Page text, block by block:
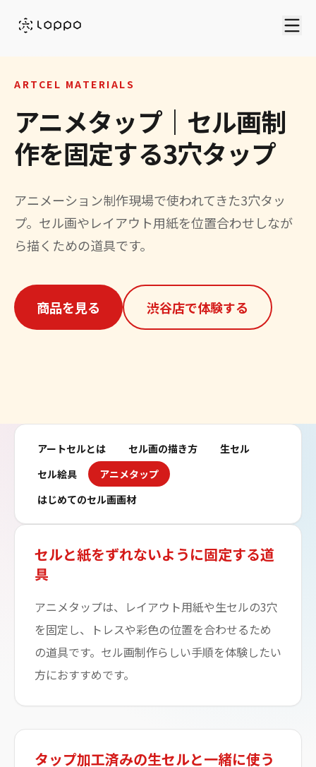
ARTCEL MATERIALS
アニメタップ｜セル画制
作を固定する3穴タップ
アニメーション制作現場で使われてきた3穴タッ
プ。セル画やレイアウト用紙を位置合わせしなが
ら描くための道具です。
商品を見る 渋谷店で体験する
アートセルとは セル画の描き方
生セル
セル絵具
アニメタップ
はじめてのセル画画材
セルと紙をずれないように固定する道
具
アニメタップは、レイアウト用紙や生セルの3穴
を固定し、トレスや彩色の位置を合わせるため
の道具です。セル画制作らしい手順を体験したい
方におすすめです。
タップ加工済みの生セルと一緒に使う